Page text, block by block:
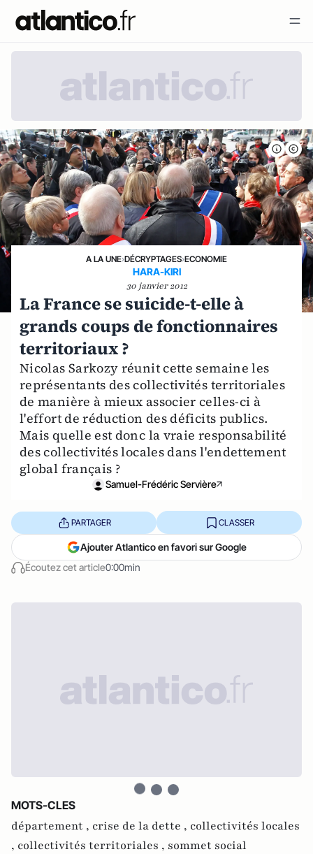
A LA UNE›DÉCRYPTAGES›ECONOMIE
HARA-KIRI
30 janvier 2012
La France se suicide-t-elle à
grands coups de fonctionnaires
territoriaux ?
Nicolas Sarkozy réunit cette semaine les
représentants des collectivités territoriales
de manière à mieux associer celles-ci à
l'effort de réduction des déficits publics.
Mais quelle est donc la vraie responsabilité
des collectivités locales dans l'endettement
global français ?
Samuel-Frédéric Servière
Écoutez cet article0:00min
PARTAGER CLASSER
Ajouter Atlantico en favori sur Google
MOTS-CLES
département , crise de la dette , collectivités locales
, collectivités territoriales , sommet social